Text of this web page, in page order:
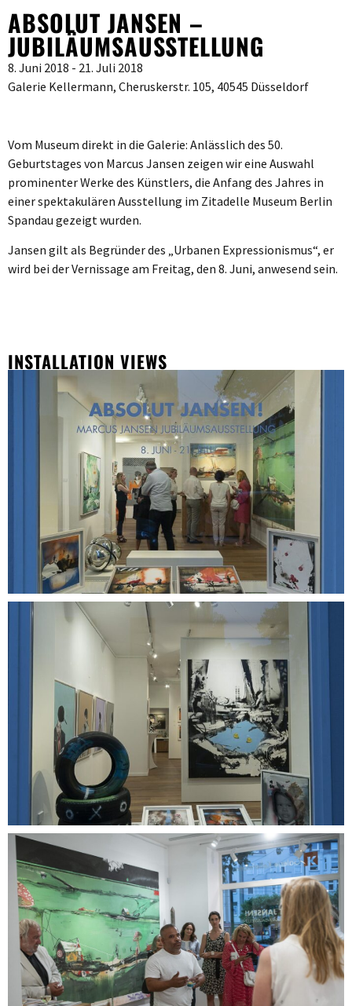
ABSOLUT JANSEN –
JUBILÄUMSAUSSTELLUNG
8. Juni 2018 - 21. Juli 2018
Galerie Kellermann, Cheruskerstr. 105, 40545 Düsseldorf
Vom Museum direkt in die Galerie: Anlässlich des 50.
Geburtstages von Marcus Jansen zeigen wir eine Auswahl
prominenter Werke des Künstlers, die Anfang des Jahres in
einer spektakulären Ausstellung im Zitadelle Museum Berlin
Spandau gezeigt wurden.
Jansen gilt als Begründer des „Urbanen Expressionismus“, er
wird bei der Vernissage am Freitag, den 8. Juni, anwesend sein.
INSTALLATION VIEWS